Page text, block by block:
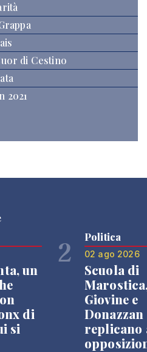
di Cestino
2021
un
di
si
2 Politica
02 ago 2026
Scuola di
Giovine e
Donazzan
replicano